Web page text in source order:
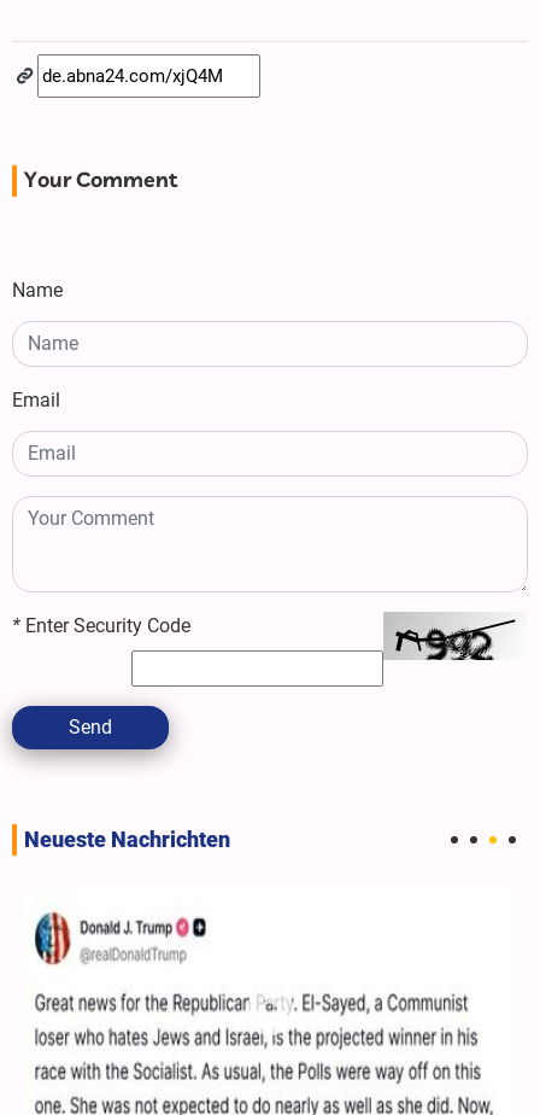
Your Comment
Name
Email
* Enter Security Code
Send
Neueste Nachrichten